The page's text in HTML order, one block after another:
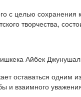
с целью сохранения
творчества,
Айбек
оставаться
и взаимного